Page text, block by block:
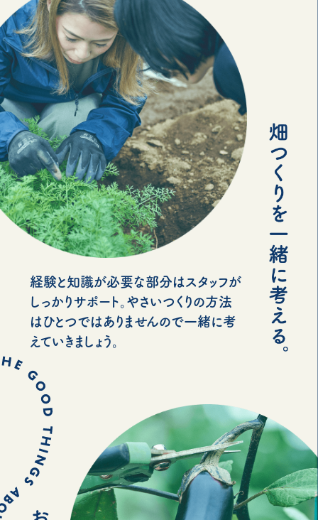
経験と知識が必要な部分はスタッフが
しっかりサポート。やさいつくりの方法
はひとつではありませんので一緒に考
えていきましょう。